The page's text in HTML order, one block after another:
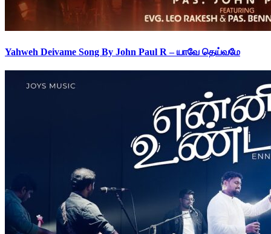
Yahweh Deivame Song By John Paul R – யாவே தெய்வமே